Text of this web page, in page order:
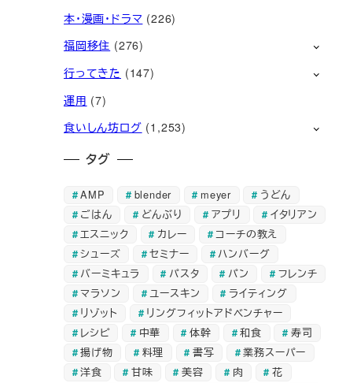
本・漫画・ドラマ (226)
福岡移住 (276)
行ってきた (147)
運用 (7)
食いしん坊ログ (1,253)
タグ
AMP blender meyer
うどん
ごはん
どんぶり アプリ
イタリアン
エスニック
カレー
コーチの教え
シューズ
セミナー
ハンバーグ
バーミキュラ
パスタ パン
フレンチ
マラソン
ユースキン
ライティング
リゾット
リングフィットアドベンチャー
レシピ
中華 体幹 和食
寿司
揚げ物
料理 書写
業務スーパー
洋食
甘味 美容 肉
花